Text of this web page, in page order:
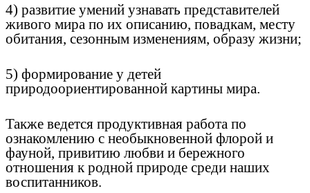
4) развитие умений узнавать представителей
живого мира по их описанию, повадкам, месту
обитания, сезонным изменениям, образу жизни;
5) формирование у детей
природоориентированной картины мира.
Также ведется продуктивная работа по
ознакомлению с необыкновенной флорой и
фауной, привитию любви и бережного
отношения к родной природе среди наших
воспитанников.